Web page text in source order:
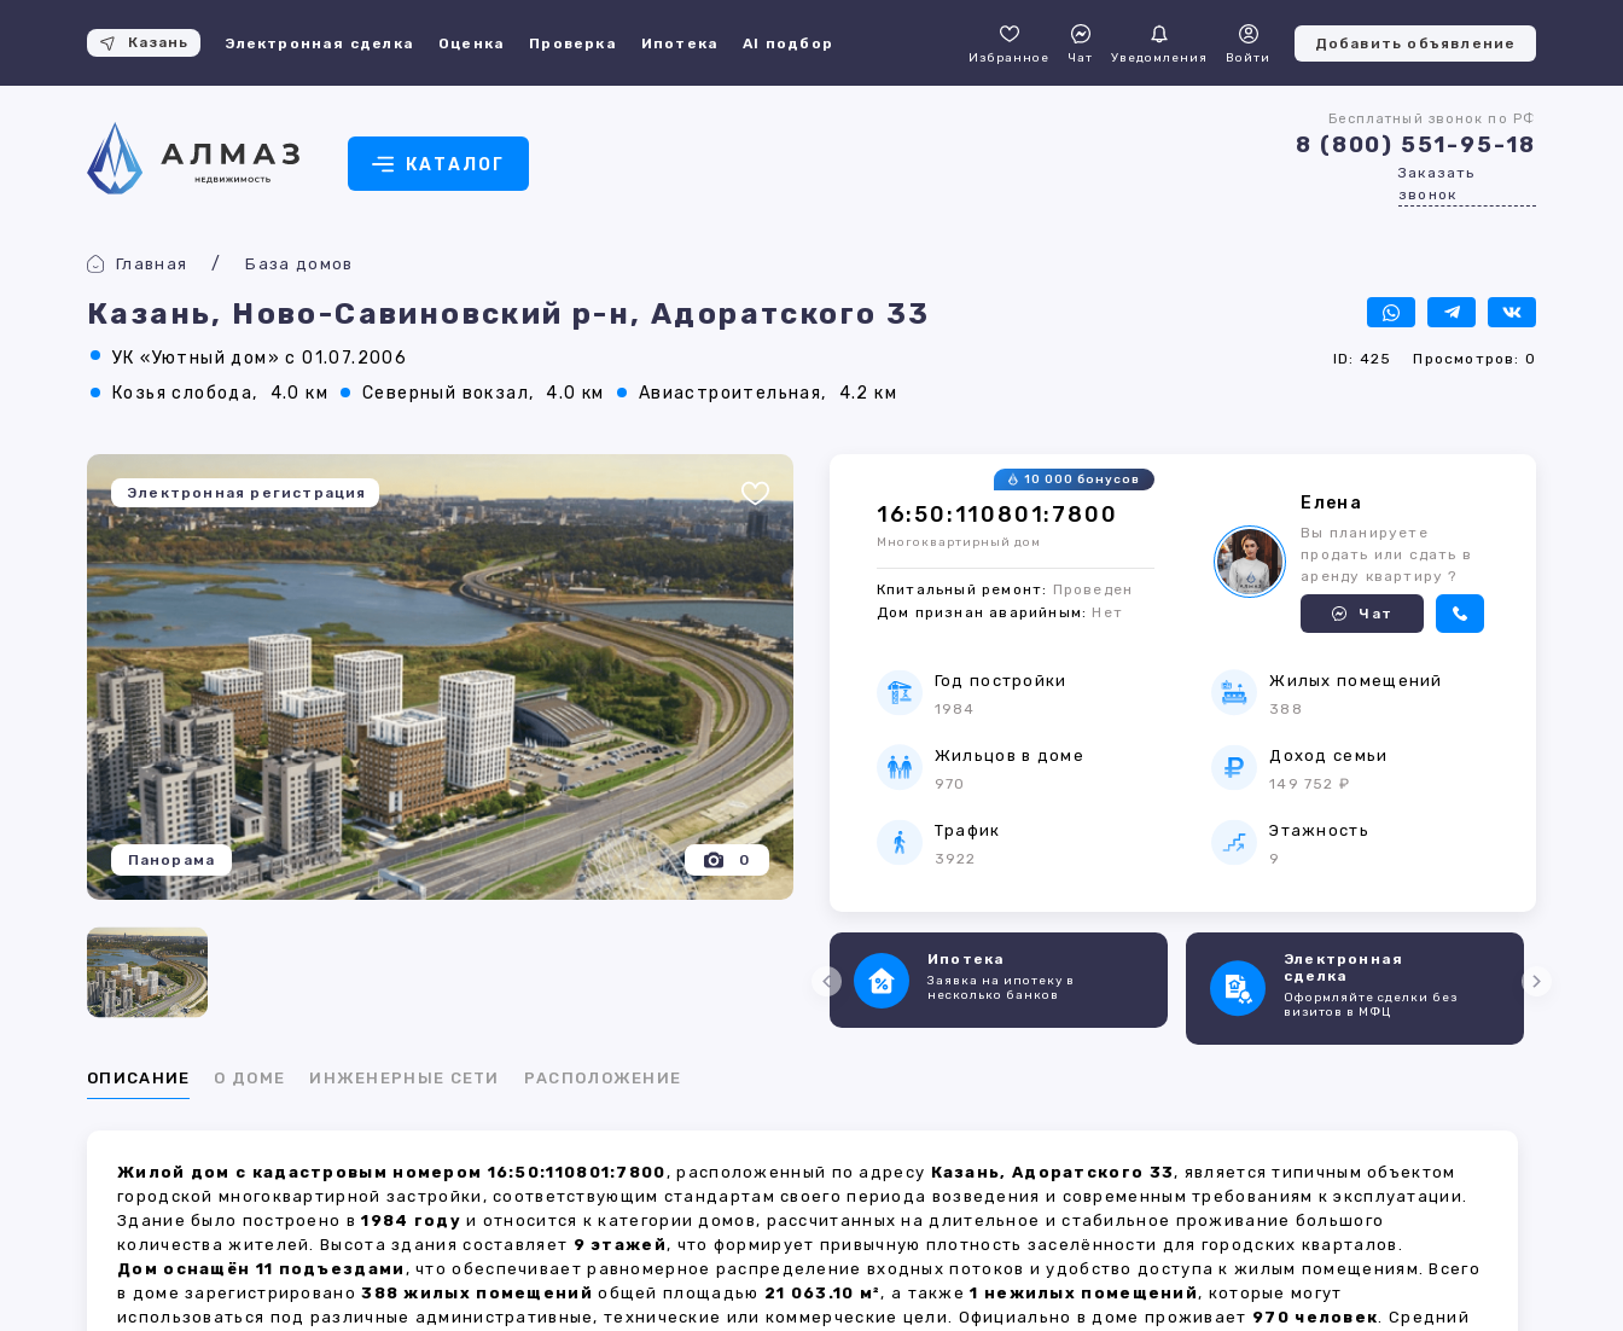
Казань Электронная сделка Оценка Проверка Ипотека AI подбор
Избранное Чат Уведомления Войти
Добавить объявление
КАТАЛОГ
Бесплатный звонок по РФ
8 (800) 551-95-18
Заказать
звонок
Главная База домов
Казань, Ново-Савиновский р-н, Адоратского 33
УК «Уютный дом» с 01.07.2006 ID: 425 Просмотров: 0
Козья слобода, 4.0 км Северный вокзал, 4.0 км Авиастроительная, 4.2 км
Электронная регистрация
0
Панорама
16:50:110801:7800
10 000 бонусов
Многоквартирный дом
Кпитальный ремонт: Проведен
Дом признан аварийным: Нет
Елена
Вы планируете
продать или сдать в
аренду квартиру ?
Чат
Год постройки
1984
Жилых помещений
388
Жильцов в доме
970
Доход семьи
149 752 ₽
Трафик
3922
Этажность
9
Ипотека
Заявка на ипотеку в
несколько банков
Электронная
сделка
Оформляйте сделки без
визитов в МФЦ
ОПИСАНИЕ О ДОМЕ ИНЖЕНЕРНЫЕ СЕТИ РАСПОЛОЖЕНИЕ
Жилой дом с кадастровым номером 16:50:110801:7800, расположенный по адресу Казань, Адоратского 33, является типичным объектом
городской многоквартирной застройки, соответствующим стандартам своего периода возведения и современным требованиям к эксплуатации.
Здание было построено в1984 году и относится к категории домов, рассчитанных на длительное и стабильное проживание большого
количества жителей. Высота здания составляет 9 этажей, что формирует привычную плотность заселённости для городских кварталов.
Дом оснащён 11 подъездами , что обеспечивает равномерное распределение входных потоков и удобство доступа к жилым помещениям. Всего
в доме зарегистрировано388 жилых помещений общей площадью 21 063.10 м², а также1 нежилых помещений, которые могут
использоваться под различные административные, технические или коммерческие цели. Официально в доме проживает 970 человек. Средний